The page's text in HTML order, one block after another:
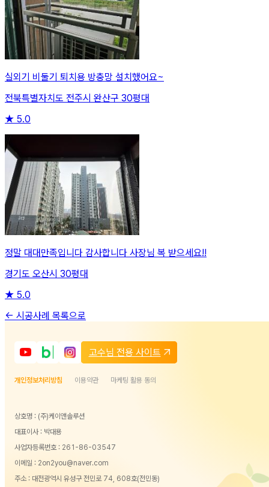
실외기 비둘기 퇴치용 방충망 설치했어요~
전북특별자치도 전주시 완산구 30평대
★ 5.0
정말 대대만족입니다 감사합니다 사장님 복 받으세요!!
경기도 오산시 30평대
★ 5.0
← 시공사례 목록으로
고수님 전용 사이트
개인정보처리방침 이용약관 마케팅 활용 동의
상호명 : (주)케이앤솔루션
대표이사 : 박대용
사업자등록번호 : 261-86-03547
이메일 : 2on2you@naver.com
주소 : 대전광역시 유성구 전민로 74, 608호(전민동)